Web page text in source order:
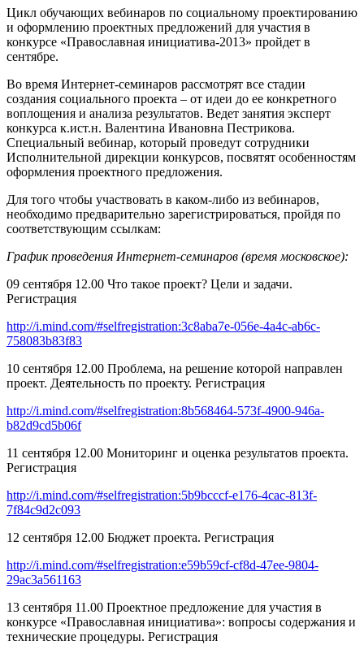
Цикл обучающих вебинаров по социальному проектированию
и оформлению проектных предложений для участия в
конкурсе «Православная инициатива-2013» пройдет в
сентябре.
Во время Интернет-семинаров рассмотрят все стадии
создания социального проекта – от идеи до ее конкретного
воплощения и анализа результатов. Ведет занятия эксперт
конкурса к.ист.н. Валентина Ивановна Пестрикова.
Специальный вебинар, который проведут сотрудники
Исполнительной дирекции конкурсов, посвятят особенностям
оформления проектного предложения.
Для того чтобы участвовать в каком-либо из вебинаров,
необходимо предварительно зарегистрироваться, пройдя по
соответствующим ссылкам:
График проведения Интернет-семинаров (время московское):
09 сентября 12.00 Что такое проект? Цели и задачи.
Регистрация
http://i.mind.com/#selfregistration:3c8aba7e-056e-4a4c-ab6c-
758083b83f83
10 сентября 12.00 Проблема, на решение которой направлен
проект. Деятельность по проекту. Регистрация
http://i.mind.com/#selfregistration:8b568464-573f-4900-946a-
b82d9cd5b06f
11 сентября 12.00 Мониторинг и оценка результатов проекта.
Регистрация
http://i.mind.com/#selfregistration:5b9bcccf-e176-4cac-813f-
7f84c9d2c093
12 сентября 12.00 Бюджет проекта. Регистрация
http://i.mind.com/#selfregistration:e59b59cf-cf8d-47ee-9804-
29ac3a561163
13 сентября 11.00 Проектное предложение для участия в
конкурсе «Православная инициатива»: вопросы содержания и
технические процедуры. Регистрация